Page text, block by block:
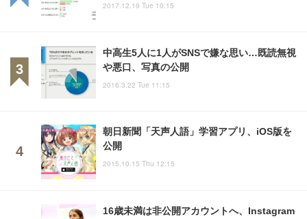
2017.12.19 Tue 10:15
中高生5人に1人がSNSで嫌な思い…既読無視
や悪口、写真の公開
2016.3.22 Tue 11:15
朝日新聞「天声人語」学習アプリ、iOS版を
公開
2015.10.15 Thu 12:15
16歳未満は非公開アカウントへ、Instagram